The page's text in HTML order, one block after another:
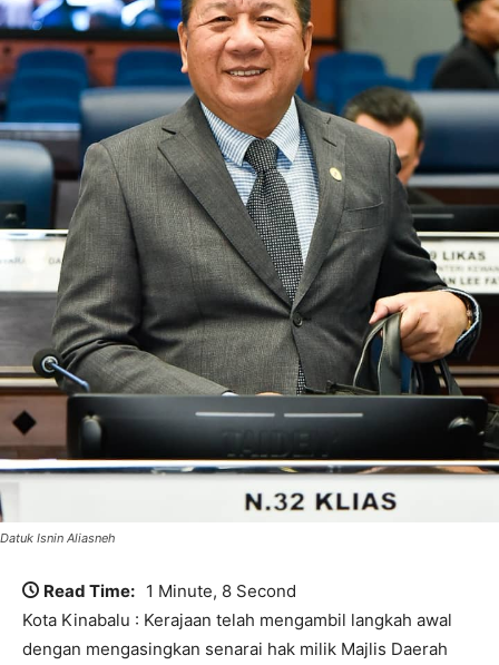
Datuk Isnin Aliasneh
Read Time: 1 Minute, 8 Second
Kota Kinabalu : Kerajaan telah mengambil langkah awal
dengan mengasingkan senarai hak milik Majlis Daerah